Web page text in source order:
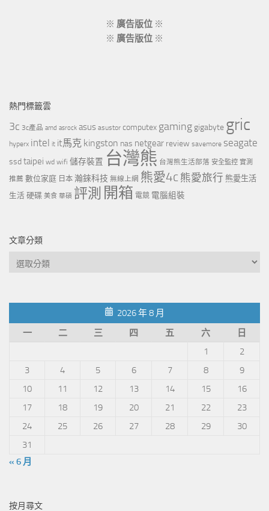
※ 廣告版位 ※
※ 廣告版位 ※
熱門標籤雲
3c 3c產品 amd asrock asus asustor computex gaming gigabyte gric
hyperx intel it it馬克 kingston nas netgear review savemore seagate
ssdtaipei wd wifi 儲存裝置 台灣熊 台灣熊生活部落 安全監控 實測
推薦 數位家庭 日本 瀚錸科技 無線上網 熊愛4c熊愛旅行 熊愛生活
生活 硬碟 美食 華碩 評測 開箱 電競 電腦組裝
文章分類
文
類
2026 年 8 月
一
二 三 四 五 六
日
1
2
3
4 5 6 7 8
9
10
11 12 13 14 15
16
17
18 19 20 21 22
23
24
25 26 27 28 29
30
31
« 6 月
按月尋文